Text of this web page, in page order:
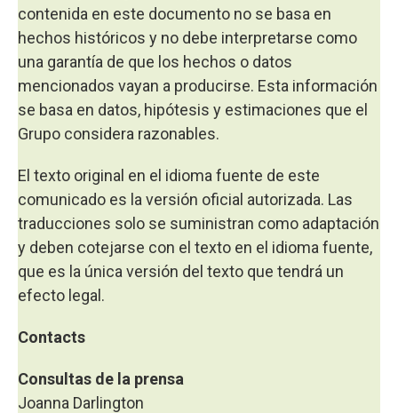
contenida en este documento no se basa en
hechos históricos y no debe interpretarse como
una garantía de que los hechos o datos
mencionados vayan a producirse. Esta información
se basa en datos, hipótesis y estimaciones que el
Grupo considera razonables.
El texto original en el idioma fuente de este
comunicado es la versión oficial autorizada. Las
traducciones solo se suministran como adaptación
y deben cotejarse con el texto en el idioma fuente,
que es la única versión del texto que tendrá un
efecto legal.
Contacts
Consultas de la prensa
Joanna Darlington